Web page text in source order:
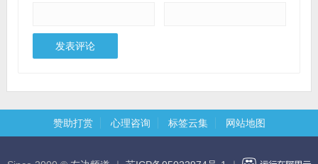
赞助打赏 心理咨询 标签云集 网站地图